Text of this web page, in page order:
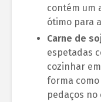
contém um
ótimo para
Carne de
espetadas
cozinhar
forma
pedaços